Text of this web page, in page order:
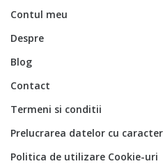
Contul meu
Despre
Blog
Contact
Termeni si conditii
Prelucrarea datelor cu
Politica de utilizare Cookie-uri